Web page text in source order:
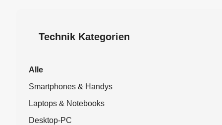
Technik Kategorien
Alle
Smartphones & Handys
Laptops & Notebooks
Desktop-PC